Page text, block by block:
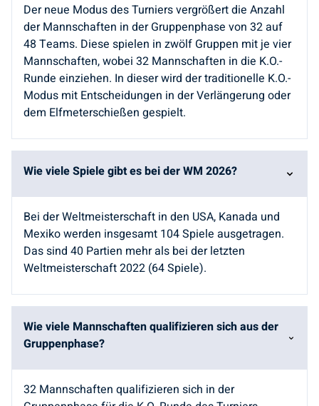
Der neue Modus des Turniers vergrößert die Anzahl
der Mannschaften in der Gruppenphase von 32 auf
48 Teams. Diese spielen in zwölf Gruppen mit je vier
Mannschaften, wobei 32 Mannschaften in die K.O.-
Runde einziehen. In dieser wird der traditionelle K.O.-
Modus mit Entscheidungen in der Verlängerung oder
dem Elfmeterschießen gespielt.
Wie viele Spiele gibt es bei der WM 2026?
Bei der Weltmeisterschaft in den USA, Kanada und
Mexiko werden insgesamt 104 Spiele ausgetragen.
Das sind 40 Partien mehr als bei der letzten
Weltmeisterschaft 2022 (64 Spiele).
Wie viele Mannschaften qualifizieren sich aus der
Gruppenphase?
32 Mannschaften qualifizieren sich in der